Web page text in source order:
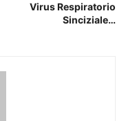
Virus Respiratorio
Sinciziale…